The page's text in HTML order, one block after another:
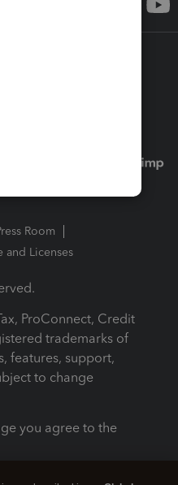
Room
and Licenses
ProConnect, Credit
trademarks of
features, support,
to change
you agree to the